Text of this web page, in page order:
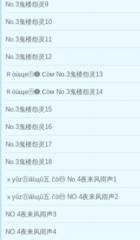
No.3鬼楼怨灵9
No.3鬼楼怨灵10
No.3鬼楼怨灵11
No.3鬼楼怨灵12
Ｒòùщеⓝ➑.Ⅽòм No.3鬼楼怨灵13
Ｒòùщеⓝ➑.Ⅽòм No.3鬼楼怨灵14
No.3鬼楼怨灵15
No.3鬼楼怨灵16
No.3鬼楼怨灵17
No.3鬼楼怨灵18
ⅹyǔzⓗǎΙщǔ五.čōⓜ No.4夜来风雨声1
ⅹyǔzⓗǎΙщǔ五.čōⓜ NO.4夜来风雨声2
NO.4夜来风雨声3
NO.4夜来风雨声4